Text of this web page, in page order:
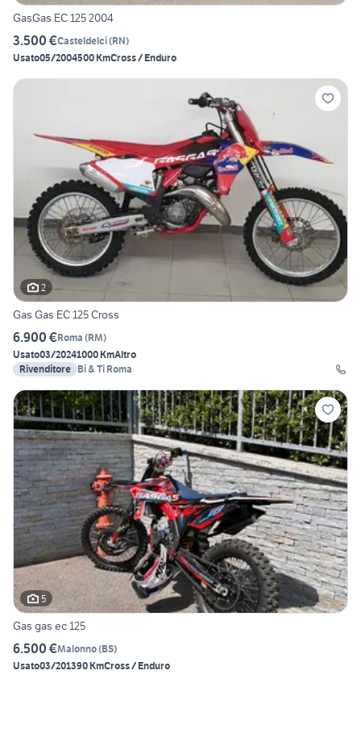
GasGas EC 125 2004
3.500 €Casteldelci(RN)
Usato05/2004500 KmCross / Enduro
2
Gas Gas EC 125 Cross
6.900 €Roma (RM)
Usato03/20241000 KmAltro
Rivenditore
Bi & Ti Roma
5
Gas gas ec 125
6.500 €Malonno(BS)
Usato03/201390 KmCross / Enduro